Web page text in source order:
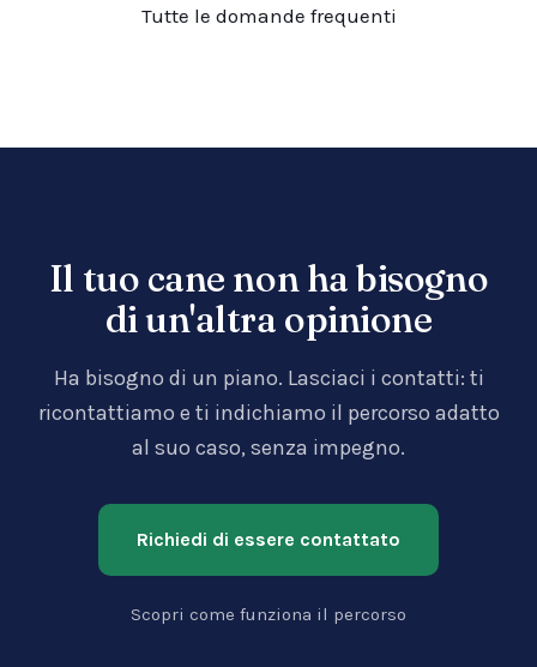
Tutte le domande frequenti
Il tuo cane non ha bisogno
di un'altra opinione
Ha bisogno di un piano. Lasciaci i contatti: ti
ricontattiamo e ti indichiamo il percorso adatto
al suo caso, senza impegno.
Richiedi di essere contattato
Scopri come funziona il percorso